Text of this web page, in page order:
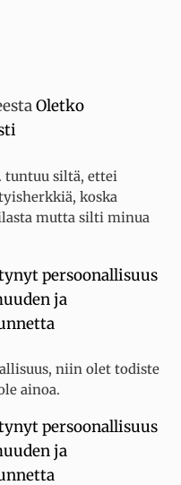
Oletko
tuntuu siltä, ettei
koska
mutta silti minua
persoonallisuus
ja
niin olet todiste
ainoa.
persoonallisuus
ja